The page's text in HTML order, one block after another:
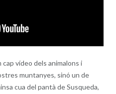
vídeo dels animalons i
muntanyes, sinó un de
cua del pantà de Susqueda,